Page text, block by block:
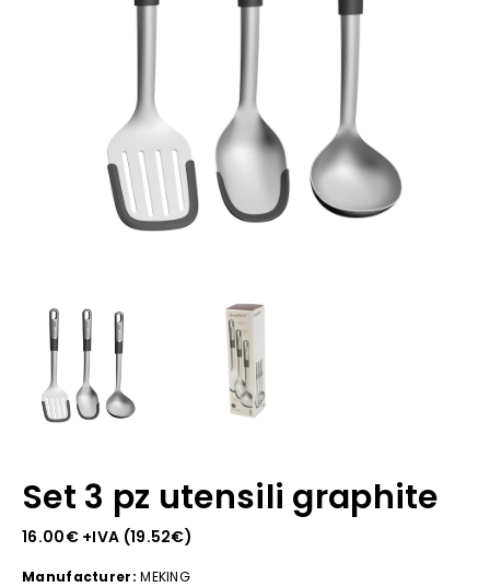
Set 3 pz utensili graphite
16.00€+IVA (19.52€)
Manufacturer: MEKING